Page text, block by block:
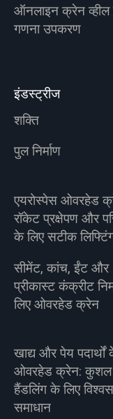
ऑनलाइन क्रेन व्हील
गणना उपकरण
इंडस्ट्रीज
शक्ति
पुल निर्माण
एयरोस्पेस ओवरहेड
रॉकेट प्रक्षेपण और
के लिए सटीक
सीमेंट, कांच, ईंट और
प्रीकास्ट कंक्रीट
लिए ओवरहेड क्रेन
खाद्य और पेय पदार्थों
ओवरहेड क्रेन: कुशल
हैंडलिंग के लिए
समाधान